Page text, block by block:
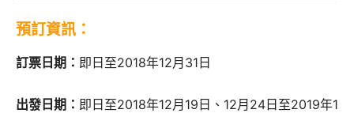
預訂資訊：
訂票日期： 即日至2018年12月31日
出發日期： 即日至2018年12月19日、12月24日至2019年1